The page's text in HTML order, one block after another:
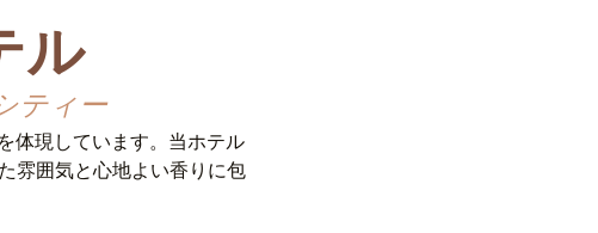
ル
ティー
体現しています。当ホテル
雰囲気と心地よい香りに包